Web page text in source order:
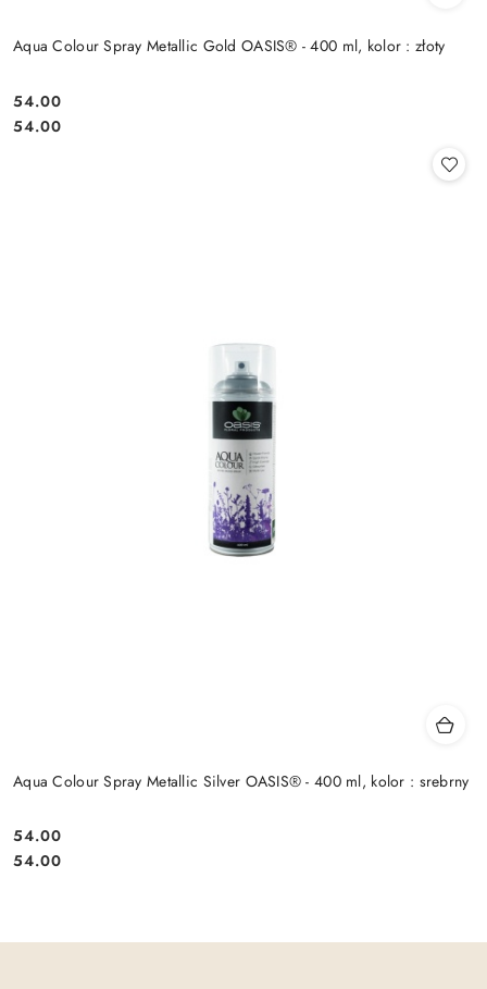
Aqua Colour Spray Metallic Gold OASIS® - 400 ml, kolor : złoty
Cena:
54.00
Cena:
54.00
Aqua Colour Spray Metallic Silver OASIS® - 400 ml, kolor : srebrny
Cena:
54.00
Cena:
54.00